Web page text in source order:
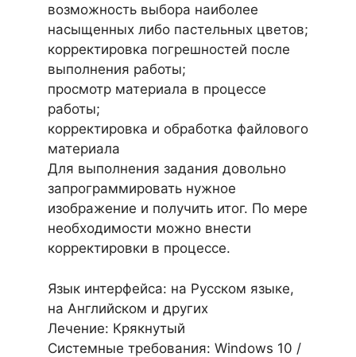
возможность выбора наиболее
насыщенных либо пастельных цветов;
корректировка погрешностей после
выполнения работы;
просмотр материала в процессе
работы;
корректировка и обработка файлового
материала
Для выполнения задания довольно
запрограммировать нужное
изображение и получить итог. По мере
необходимости можно внести
корректировки в процессе.
Язык интерфейса: на Русском языке,
на Английском и других
Лечение: Крякнутый
Системные требования: Windows 10 /